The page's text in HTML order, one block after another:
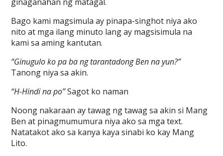
Bago kami magsimula ay pinapa-singhot niya ako
nito at mga ilang minuto lang ay magsisimula na
kami sa aming kantutan.
“Ginugulo ko pa ba ng tarantadong Ben na yun?”
Tanong niya sa akin.
“H-Hindi na po”Sagot ko naman
Noong nakaraan ay tawag ng tawag sa akin si Mang
Ben at pinagmumumura niya ako sa mga text.
Natatakot ako sa kanya kaya sinabi ko kay Mang
Lito.